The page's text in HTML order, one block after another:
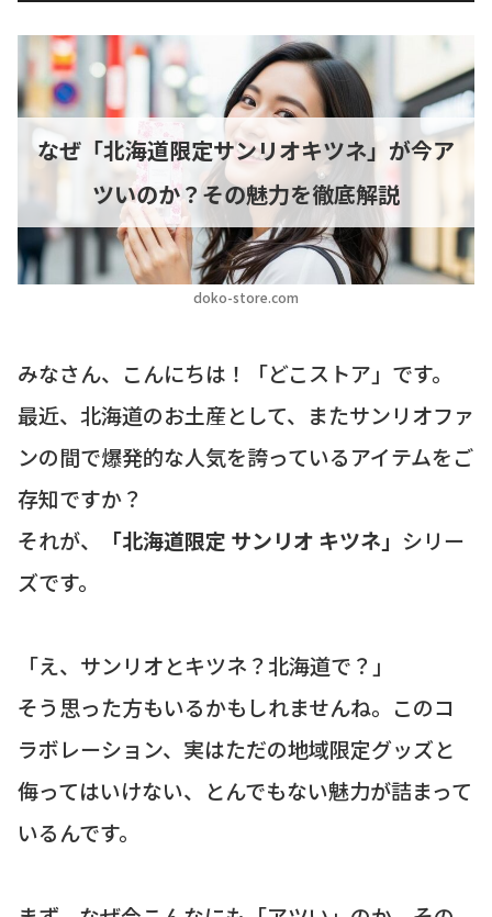
doko-store.com
なぜ「北海道限定サンリオキツネ」が今ア
ツいのか？その魅力を徹底解説
みなさん、こんにちは！「どこストア」です。
最近、北海道のお土産として、またサンリオファ
ンの間で爆発的な人気を誇っているアイテムをご
存知ですか？
それが、
「北海道限定 サンリオ キツネ」 シリー
ズです。
「え、サンリオとキツネ？北海道で？」
そう思った方もいるかもしれませんね。このコ
ラボレーション、実はただの地域限定グッズと
侮ってはいけない、とんでもない魅力が詰まって
いるんです。